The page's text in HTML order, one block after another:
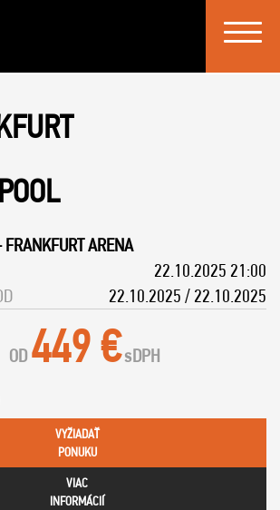
Toggle
FRANKFURT ARENA
22.10.2025 21:00
22.10.2025 / 22.10.2025
OD 449 €sDPH
VYŽIADAŤ
PONUKU
VIAC
INFORMÁCIÍ